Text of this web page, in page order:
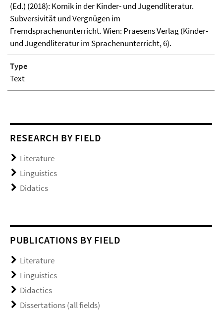
(Ed.) (2018): Komik in der Kinder- und Jugendliteratur.
Subversivität und Vergnügen im
Fremdsprachenunterricht. Wien: Praesens Verlag (Kinder-
und Jugendliteratur im Sprachenunterricht, 6).
Type
Text
RESEARCH BY FIELD
Literature
Linguistics
Didatics
PUBLICATIONS BY FIELD
Literature
Linguistics
Didactics
Dissertations (all fields)